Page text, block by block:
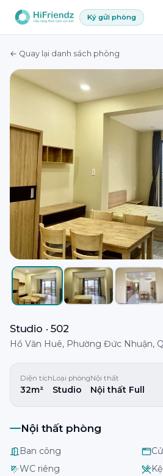
Ký gửi phòng
← Quay lại danh sách phòng
Studio · 502
Hồ Văn Huê, Phường Đức Nhuận,
Diện tích
32m²
Loại phòng
Studio
Nội thất
Nội thất Full
Nội thất phòng
Ban công
WC riêng